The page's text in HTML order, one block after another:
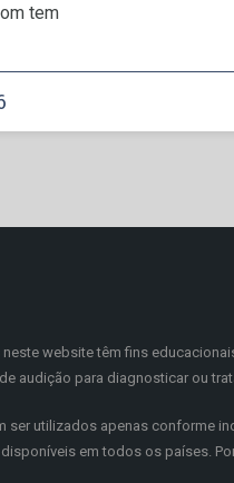
tem
website têm fins
audição para diagnosticar ou
ser utilizados apenas conforme
em todos os países.